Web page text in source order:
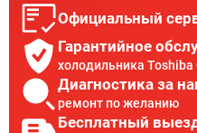
Официальный
Гарантийное
холодильника Toshiba
Диагностика за
ремонт по желанию
Бесплатный